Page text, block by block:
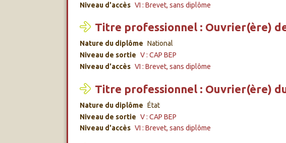
Niveau d'accès VI : Brevet, sans diplôme
Titre professionnel : Ouvrier(ère)
Nature du diplôme National
Niveau de sortie V : CAP BEP
Niveau d'accès VI : Brevet, sans diplôme
Titre professionnel : Ouvrier(ère)
Nature du diplôme État
Niveau de sortie V : CAP BEP
Niveau d'accès VI : Brevet, sans diplôme